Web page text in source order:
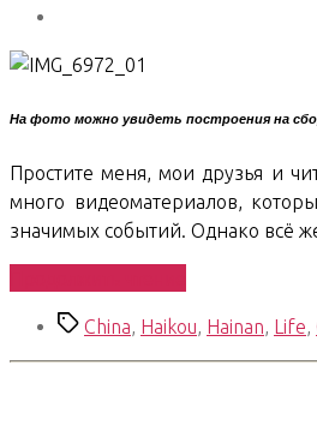
На фото можно увидеть построения на
Простите меня, мои друзья и
много видеоматериалов,
значимых событий. Однако всё
17»
Метки
China, Haikou, Hainan, Life,